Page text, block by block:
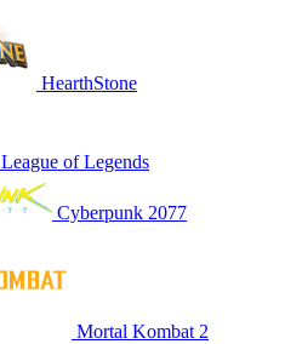
HearthStone
League of Legends
Cyberpunk 2077
Mortal Kombat 2